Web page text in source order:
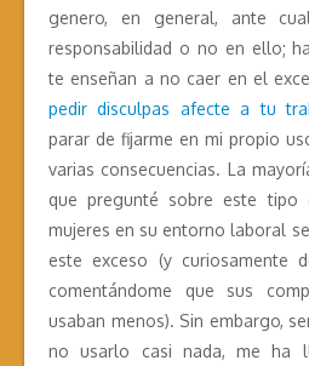
genero, en general, ante
responsabilidad o no en ello;
te enseñan a no caer en el
pedir disculpas afecte a tu
parar de fijarme en mi propio
varias consecuencias. La
que pregunté sobre este tipo
mujeres en su entorno laboral
este exceso (y curiosamente
comentándome que sus
usaban menos). Sin embargo,
no usarlo casi nada, me ha